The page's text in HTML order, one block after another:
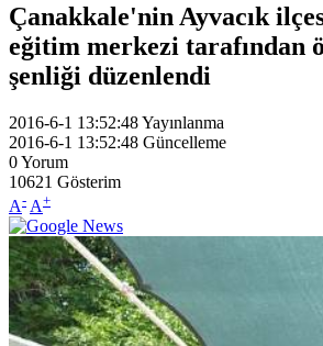
Çanakkale'nin Ayvacık
eğitim merkezi tarafından
şenliği düzenlendi
2016-6-1 13:52:48Yayınlanma
2016-6-1 13:52:48 Güncelleme
0Yorum
10621 Gösterim
A- A+